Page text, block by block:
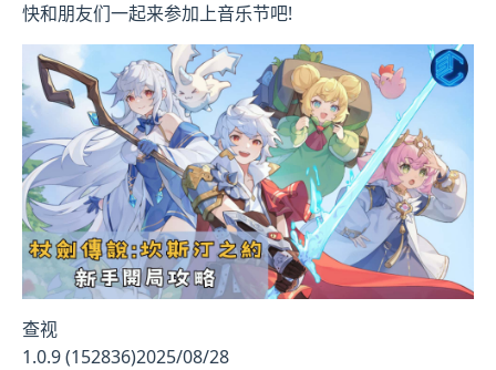
快和朋友们一起来参加上音乐节吧!
查视
1.0.9 (152836)2025/08/28